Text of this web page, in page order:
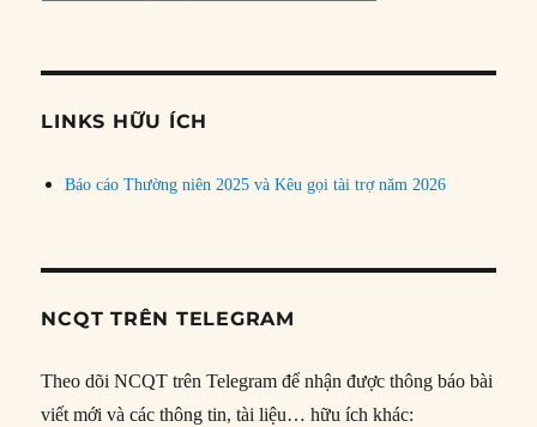
đề
LINKS HỮU ÍCH
Báo cáo Thường niên 2025 và Kêu gọi tài trợ năm 2026
NCQT TRÊN TELEGRAM
Theo dõi NCQT trên Telegram để nhận được thông báo bài
viết mới và các thông tin, tài liệu… hữu ích khác: